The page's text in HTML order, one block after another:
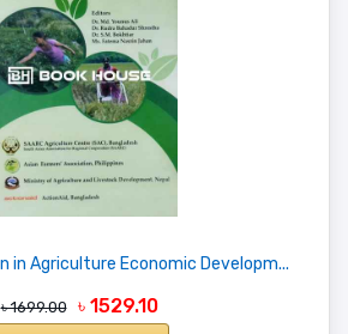
in Agriculture Economic Developm...
৳ 1699.00 ৳ 1529.10